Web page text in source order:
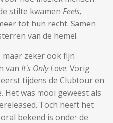
stilte kwamen Feels,
tot hun recht. Samen
van de hemel.
zeker ook fijn
van It's Only Love. Vorig
tijdens de Clubtour en
Het was mooi geweest als
Toch heeft het
bekend is onder de